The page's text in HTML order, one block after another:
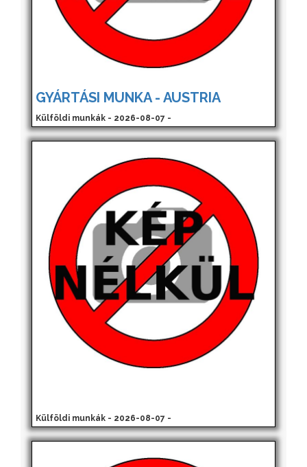
GYÁRTÁSI MUNKA - AUSTRIA
Külföldi munkák - 2026-08-07 -
Külföldi munkák - 2026-08-07 -